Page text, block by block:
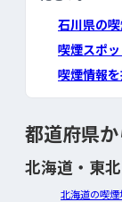
石川県の
喫煙スポ
喫煙情報
都道府県
北海道・東北
北海道の喫煙